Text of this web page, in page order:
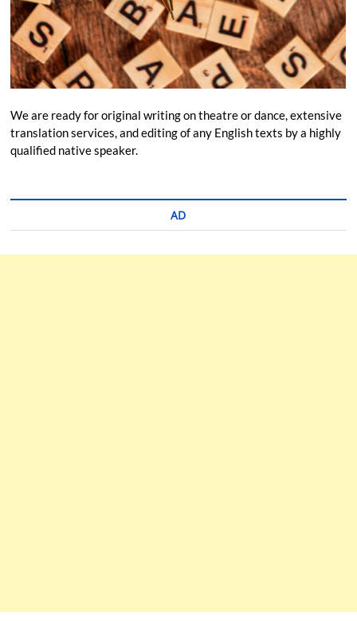
We are ready for original writing on theatre or dance, extensive
translation services, and editing of any English texts by a highly
qualified native speaker.
AD